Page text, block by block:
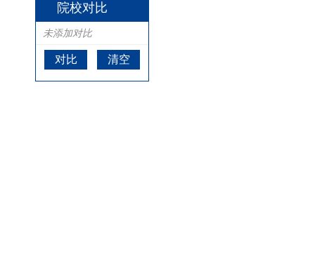
院校对比
未添加对比
对比 清空